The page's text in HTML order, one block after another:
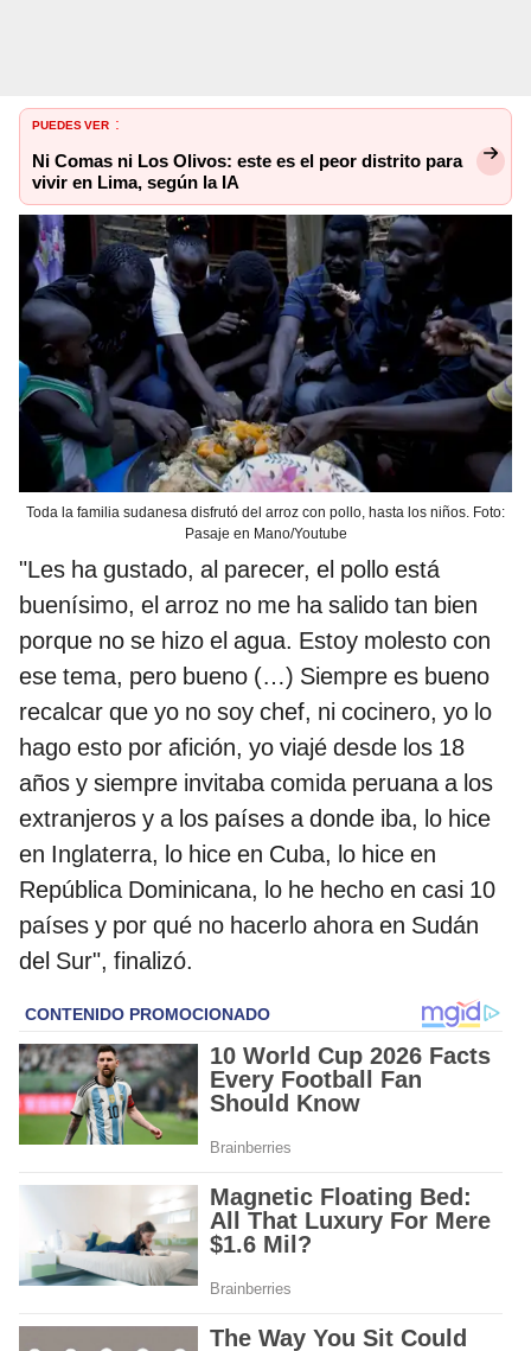
PUEDES VER :
Ni Comas ni Los Olivos: este es el peor distrito para
vivir en Lima, según la IA
Toda la familia sudanesa disfrutó del arroz con pollo, hasta los niños. Foto:
Pasaje en Mano/Youtube
"Les ha gustado, al parecer, el pollo está
buenísimo, el arroz no me ha salido tan bien
porque no se hizo el agua. Estoy molesto con
ese tema, pero bueno (…) Siempre es bueno
recalcar que yo no soy chef, ni cocinero, yo lo
hago esto por afición, yo viajé desde los 18
años y siempre invitaba comida peruana a los
extranjeros y a los países a donde iba, lo hice
en Inglaterra, lo hice en Cuba, lo hice en
República Dominicana, lo he hecho en casi 10
países y por qué no hacerlo ahora en Sudán
del Sur", finalizó.